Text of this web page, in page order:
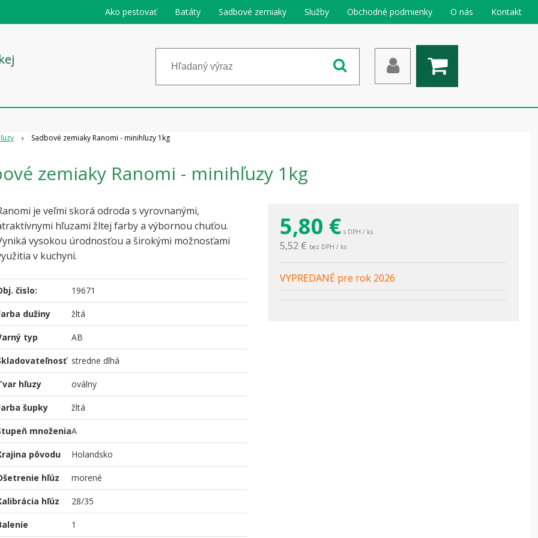
Ako pestovať Batáty Sadbové zemiaky Služby Obchodné podmienky O nás Kontakt
Sadbové zemiaky Ranomi - minihľuzy 1kg
zemiaky Ranomi - minihľuzy 1kg
5,80 € s DPH / ks
5,52 € bez DPH / ks
VYPREDANÉ pre rok 2026
je veľmi skorá odroda s vyrovnanými,
hľuzami žltej farby a výbornou chuťou.
vysokou úrodnosťou a širokými možnosťami
v kuchyni.
čislo: 19671
dužiny žltá
typ AB
stredne dlhá
hľuzy oválny
šupky žltá
množeniaA
pôvodu Holandsko
hľúz morené
hľúz 28/35
1